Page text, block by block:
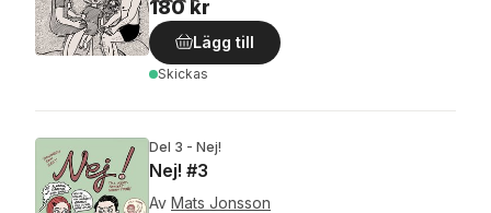
180 kr
Lägg till
Skickas
Del 3 - Nej!
Nej! #3
Av Mats Jonsson